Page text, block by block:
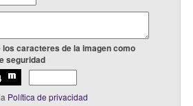
los caracteres de la imagen como
seguridad
Política de privacidad